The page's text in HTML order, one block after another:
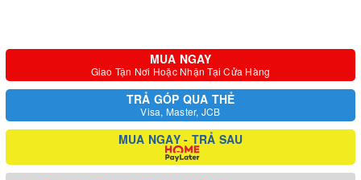
MUA NGAY
Giao Tận Nơi Hoặc Nhận Tại Cửa Hàng
TRẢ GÓP QUA THẺ
Visa, Master, JCB
MUA NGAY - TRẢ SAU